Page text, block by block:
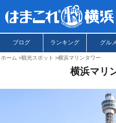
ブログ ランキング グルメ
ホーム 観光スポット 横浜マリンタワー
横浜マリ